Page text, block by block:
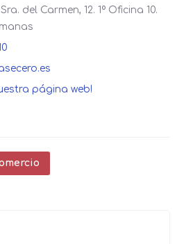
del Carmen, 12. 1º Oficina 10.
página web!